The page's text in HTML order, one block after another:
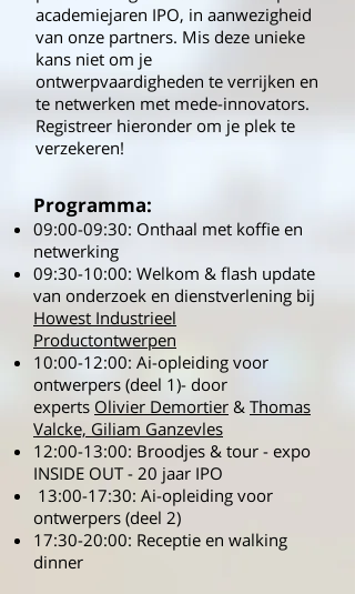
academiejaren IPO, in aanwezigheid
van onze partners. Mis deze unieke
kans niet om je
ontwerpvaardigheden te verrijken en
te netwerken met mede-innovators.
Registreer hieronder om je plek te
verzekeren!
Programma:
09:00-09:30: Onthaal met koffie en
netwerking
09:30-10:00: Welkom & flash update
van onderzoek en dienstverlening bij
Howest Industrieel
Productontwerpen
10:00-12:00: Ai-opleiding voor
ontwerpers (deel 1)- door
experts Olivier Demortier & Thomas
Valcke, Giliam Ganzevles
12:00-13:00: Broodjes & tour - expo
INSIDE OUT - 20 jaar IPO
13:00-17:30: Ai-opleiding voor
ontwerpers (deel 2)
17:30-20:00: Receptie en walking
dinner